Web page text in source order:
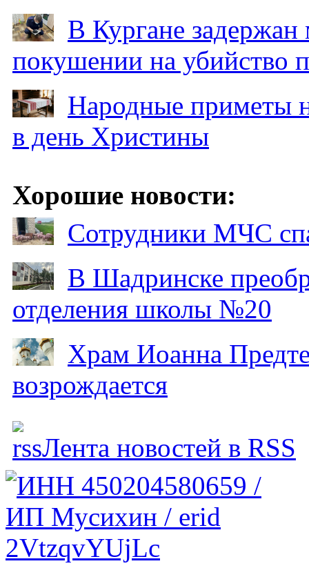
В Кургане
покушении на убийство
Народные приметы
в день Христины
Хорошие новости:
Сотрудники МЧС
В Шадринске
отделения школы №20
Храм Иоанна
возрождается
Лента новостей в RSS